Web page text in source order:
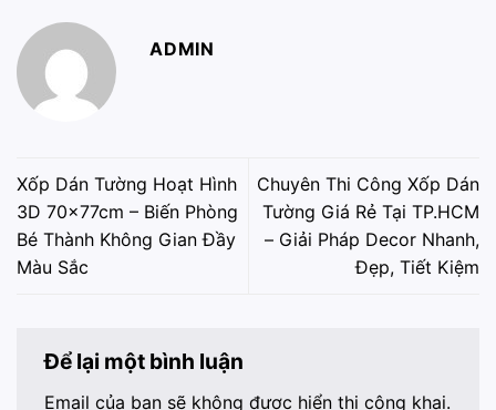
ADMIN
Xốp Dán Tường Hoạt Hình
3D 70x77cm – Biến Phòng
Bé Thành Không Gian Đầy
Màu Sắc
Chuyên Thi Công Xốp Dán
Tường Giá Rẻ Tại TP.HCM
– Giải Pháp Decor Nhanh,
Đẹp, Tiết Kiệm
Để lại một bình luận
Email của bạn sẽ không được hiển thị công khai.